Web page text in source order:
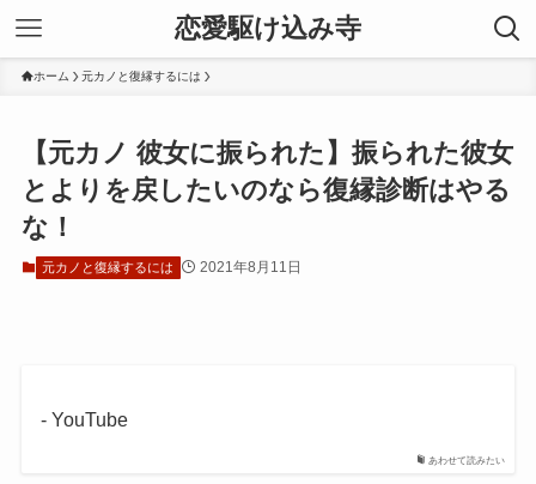
恋愛駆け込み寺
ホーム 元カノと復縁するには
【元カノ 彼女に振られた】振られた彼女
とよりを戻したいのなら復縁診断はやる
な！
元カノと復縁するには 2021年8月11日
あわせて読みたい
- YouTube